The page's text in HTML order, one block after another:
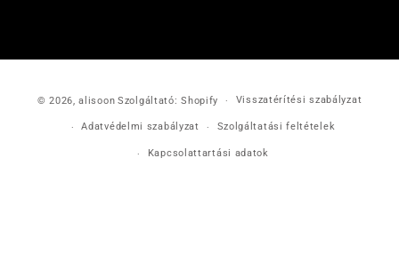
módok
© 2026,alisoon Szolgáltató: Shopify Visszatérítési szabályzat
Adatvédelmi szabályzat Szolgáltatási feltételek
Kapcsolattartási adatok